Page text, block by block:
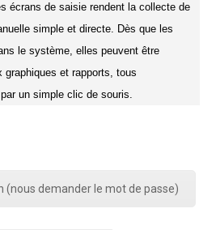
écrans de saisie rendent la collecte de
simple et directe. Dès que les
le système, elles peuvent être
et rapports, tous
un simple clic de souris.
(nous demander le mot de passe)